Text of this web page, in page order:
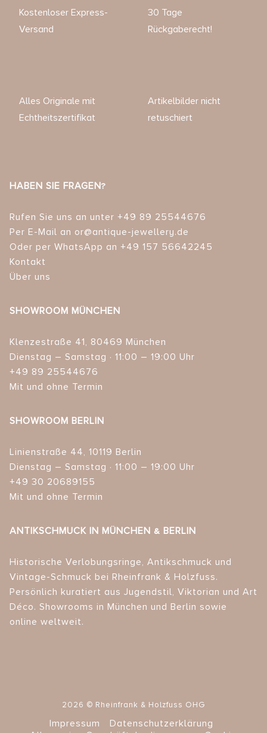
Kostenloser Express-
Versand
30 Tage
Rückgaberecht!
Alles Originale mit
Echtheitszertifikat
Artikelbilder nicht
retuschiert
HABEN SIE FRAGEN?
Rufen Sie uns an unter +49 89 25544676
Per E-Mail an or@antique-jewellery.de
Oder per WhatsApp an +49 157 56642245
Kontakt
Über uns
SHOWROOM MÜNCHEN
Klenzestraße 41, 80469 München
Dienstag – Samstag · 11:00 – 19:00 Uhr
+49 89 25544676
Mit und ohne Termin
SHOWROOM BERLIN
Linienstraße 44, 10119 Berlin
Dienstag – Samstag · 11:00 – 19:00 Uhr
+49 30 20689155
Mit und ohne Termin
ANTIKSCHMUCK IN MÜNCHEN & BERLIN
Historische Verlobungsringe, Antikschmuck und
Vintage-Schmuck bei Rheinfrank & Holzfuss.
Persönlich kuratiert aus Jugendstil, Viktorian und Art
Déco. Showrooms in München und Berlin sowie
online weltweit.
2026 © Rheinfrank & Holzfuss OHG
Impressum
Datenschutzerklärung